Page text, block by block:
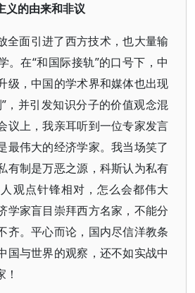
义的由来和非议
全面引进了西方技术，也大量输
。在“和国际接轨”的口号下，中
级，中国的学术界和媒体也出现
，并引发知识分子的价值观念混
议上，我亲耳听到一位专家发言
最伟大的经济学家。我当场笑了
有制是万恶之源，科斯认为私有
观点针锋相对，怎么会都伟大
学家盲目崇拜西方名家，不能分
齐。平心而论，国内尽信洋教条
国与世界的观察，还不如实战中